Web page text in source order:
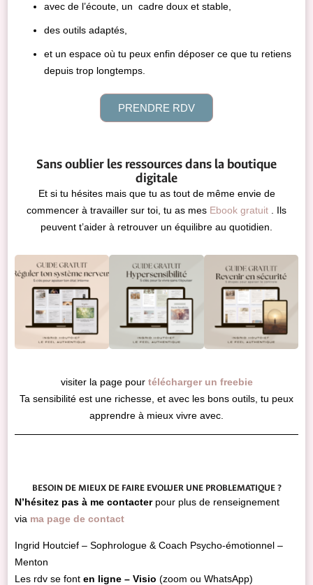
avec de l’écoute, un cadre doux et stable,
des outils adaptés,
et un espace où tu peux enfin déposer ce que tu retiens
depuis trop longtemps.
PRENDRE RDV
Sans oublier les ressources dans la boutique
digitale
Et si tu hésites mais que tu as tout de même envie de
commencer à travailler sur toi, tu as mes Ebook gratuit
Ils
peuvent t’aider à retrouver un équilibre au quotidien.
visiter la page pour télécharger un freebie
Ta sensibilité est une richesse, et avec les bons outils, tu peux
apprendre à mieux vivre avec.
BESOIN DE MIEUX DE FAIRE EVOLUER UNE PROBLEMATIQUE ?
N’hésitez pas à me contacterpour plus de renseignement
via ma page de contact
Ingrid Houtcief – Sophrologue & Coach Psycho-émotionnel –
Menton
Les rdv se fonten ligne – Visio (zoom ou WhatsApp)